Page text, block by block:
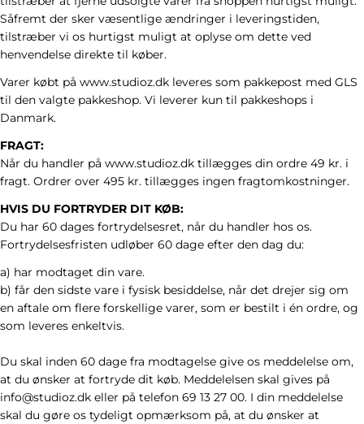
Såfremt der sker væsentlige ændringer i leveringstiden,
tilstræber vi os hurtigst muligt at oplyse om dette ved
henvendelse direkte til køber.
Varer købt på www.studioz.dk leveres som pakkepost med GLS
til den valgte pakkeshop. Vi leverer kun til pakkeshops i
Danmark.
FRAGT:
Når du handler på www.studioz.dk tillægges din ordre 49 kr. i
fragt. Ordrer over 495 kr. tillægges ingen fragtomkostninger.
HVIS DU FORTRYDER DIT KØB:
Du har 60 dages fortrydelsesret, når du handler hos os.
Fortrydelsesfristen udløber 60 dage efter den dag du:
a) har modtaget din vare.
b) får den sidste vare i fysisk besiddelse, når det drejer sig om
en aftale om flere forskellige varer, som er bestilt i én ordre, og
som leveres enkeltvis.
Du skal inden 60 dage fra modtagelse give os meddelelse om,
at du ønsker at fortryde dit køb. Meddelelsen skal gives på
info@studioz.dk eller på telefon 69 13 27 00. I din meddelelse
skal du gøre os tydeligt opmærksom på, at du ønsker at